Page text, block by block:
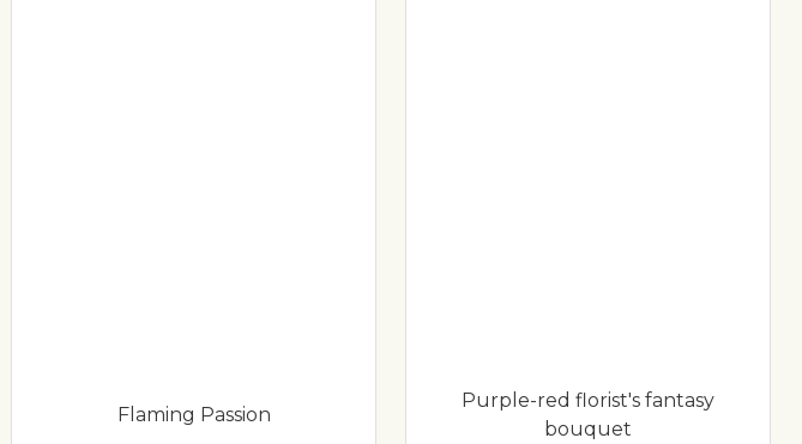
Flaming Passion
Purple-red florist's fantasy
bouquet